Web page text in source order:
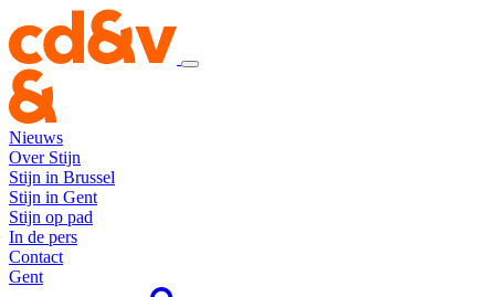
Nieuws
Over Stijn
Stijn in Brussel
Stijn in Gent
Stijn op pad
In de pers
Contact
Gent